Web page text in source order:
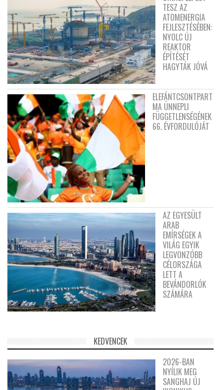
TESZ AZ
ATOMENERGIA
FEJLESZTÉSÉBEN:
NYOLC ÚJ
REAKTOR
ÉPÍTÉSÉT
HAGYTÁK JÓVÁ
ELEFÁNTCSONTPART
MA ÜNNEPLI
FÜGGETLENSÉGÉNEK
66. ÉVFORDULÓJÁT
AZ EGYESÜLT
ARAB
EMÍRSÉGEK A
VILÁG EGYIK
LEGVONZÓBB
CÉLORSZÁGA
LETT A
BEVÁNDORLÓK
SZÁMÁRA
KEDVENCEK
2026-BAN
NYÍLIK MEG
SANGHAJ ÚJ